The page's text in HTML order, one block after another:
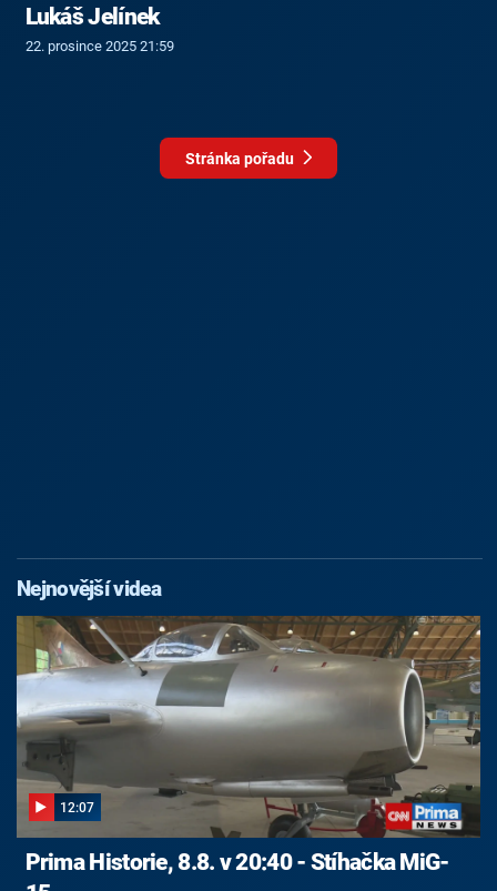
Lukáš Jelínek
22. prosince 2025 21:59
Stránka pořadu
Nejnovější videa
12:07
Prima Historie, 8.8. v 20:40 - Stíhačka MiG-